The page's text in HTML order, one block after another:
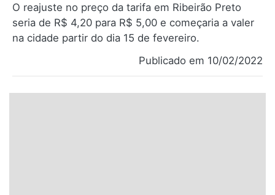
Centro-Oeste
O reajuste no preço da tarifa em Ribeirão Preto
seria de R$ 4,20 para R$ 5,00 e começaria a valer
na cidade partir do dia 15 de fevereiro.
Publicado em 10/02/2022